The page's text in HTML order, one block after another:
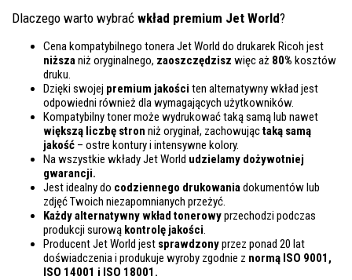
Dlaczego warto wybrać wkład premium Jet World?
Cena kompatybilnego tonera Jet World do drukarek Ricoh jest
niższaniż oryginalnego, zaoszczędzisz więc aż 80% kosztów
druku.
Dzięki swojej premium jakości ten alternatywny wkład jest
odpowiedni również dla wymagających użytkowników.
Kompatybilny toner może wydrukować taką samą lub nawet
większą liczbę stron niż oryginał, zachowująctaką samą
jakość – ostre kontury i intensywne kolory.
Na wszystkie wkłady Jet World udzielamy dożywotniej
gwarancji.
Jest idealny do codziennego drukowaniadokumentów lub
zdjęć Twoich niezapomnianych przeżyć.
Każdy alternatywny wkład tonerowyprzechodzi podczas
produkcji surową kontrolę jakości.
Producent Jet World jest sprawdzonyprzez ponad 20 lat
doświadczenia i produkuje wyroby zgodnie z normą ISO 9001,
ISO 14001 i ISO 18001.